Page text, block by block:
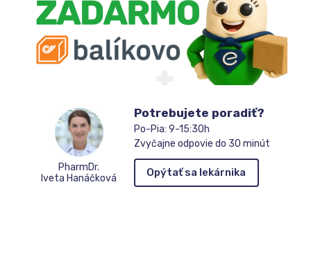
PharmDr.
Iveta Hanáčková
Potrebujete poradiť?
Po-Pia: 9-15:30h
Zvyčajne odpovie do 30 minút
Opýtať sa lekárnika